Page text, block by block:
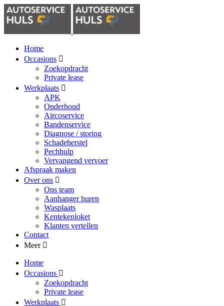
Home
Occasions
Zoekopdracht
Private lease
Werkplaats
APK
Onderhoud
Aircoservice
Bandenservice
Diagnose / storing
Schadeherstel
Pechhulp
Vervangend vervoer
Afspraak maken
Over ons
Ons team
Aanhanger huren
Wasplaats
Kentekenloket
Klanten vertellen
Contact
Meer
Home
Occasions
Zoekopdracht
Private lease
Werkplaats